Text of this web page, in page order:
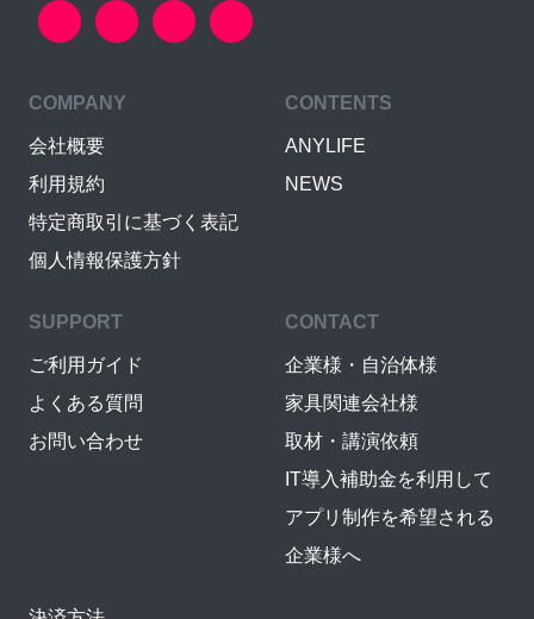
COMPANY
会社概要
利用規約
特定商取引に基づく表記
個人情報保護方針
CONTENTS
ANYLIFE
NEWS
SUPPORT
ご利用ガイド
よくある質問
お問い合わせ
CONTACT
企業様・自治体様
家具関連会社様
取材・講演依頼
IT導入補助金を利用して
アプリ制作を希望される
企業様へ